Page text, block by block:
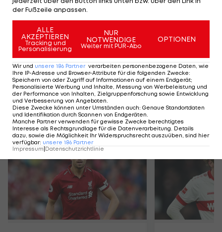
Amsterdam gegen die Ukraine in das
paneuropäische Turnier. Weitere Gegner in
Gruppe C sind Österreich und
EURO-Spielplan von Gruppe C mit Österreich und
den Niederlanden >>>
Mehr zum Thema
der Fußzeile anpassen.
ALLE
AKZEPTIEREN
Tracking und
Personalisierung
NUR
NOTWENDIGE
Weiter mit PUR-Abo
OPTIONEN
Wir und unsere 186 Partner verarbeiten personenbezogene Daten, wie
Ihre IP-Adresse und Browser-Attribute für die folgenden Zwecke:
Speichern von oder Zugriff auf Informationen auf einem Endgerät;
Personalisierte Werbung und Inhalte, Messung von Werbeleistung und
der Performance von Inhalten, Zielgruppenforschung sowie Entwicklung
und Verbesserung von Angeboten
Diese Zwecke können unter Umständen auch: Genaue Standortdaten
und Identifikation durch Scannen von Endgeräten
Manche Partner verwenden für gewisse Zwecke berechtigtes
Interesse als Rechtsgrundlage für die Datenverarbeitung. Details
dazu, sowie die Möglichkeit Ihr Widerspruchsrecht auszuüben, sind hier
verfügbar: unsere 186 Partner
Impressum|Datenschutzrichtlinie